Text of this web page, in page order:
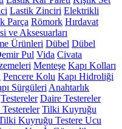
Lastik Zinciri Elektrikli
Parça Römork Hırdavat
ve Aksesuarları
Ürünleri Dübel Dübel
Pul Vida Civata
Menteşe Kapı Kolları
Pencere Kolu Kapı Hidroliği
Sürgüleri Anahtarlık
Testereler Daire Testereler
Tilki Kuyruğu
Kuyruğu Testere Ucu